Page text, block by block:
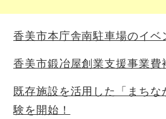
香美市本庁舎南駐車場のイベ
香美市鍛冶屋創業支援事業費
既存施設を活用した「まち
験を開始！